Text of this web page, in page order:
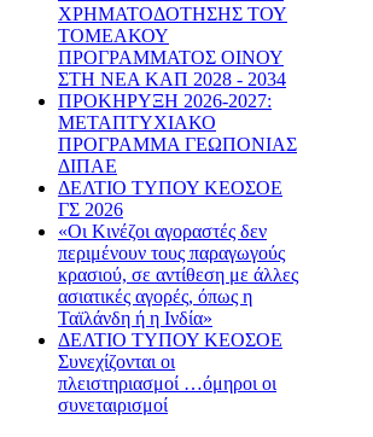
ΧΡΗΜΑΤΟΔΟΤΗΣΗΣ ΤΟΥ
ΤΟΜΕΑΚΟΥ
ΠΡΟΓΡΑΜΜΑΤΟΣ ΟΙΝΟΥ
ΣΤΗ ΝΕΑ ΚΑΠ 2028 - 2034
ΠΡΟΚΗΡΥΞΗ 2026-2027:
ΜΕΤΑΠΤΥΧΙΑΚΟ
ΠΡΟΓΡΑΜΜΑ ΓΕΩΠΟΝΙΑΣ
ΔΙΠΑΕ
ΔΕΛΤΙΟ ΤΥΠΟΥ ΚΕΟΣΟΕ
ΓΣ 2026
«Οι Κινέζοι αγοραστές δεν
περιμένουν τους παραγωγούς
κρασιού, σε αντίθεση με άλλες
ασιατικές αγορές, όπως η
Ταϊλάνδη ή η Ινδία»
ΔΕΛΤΙΟ ΤΥΠΟΥ ΚΕΟΣΟΕ
Συνεχίζονται οι
πλειστηριασμοί …όμηροι οι
συνεταιρισμοί